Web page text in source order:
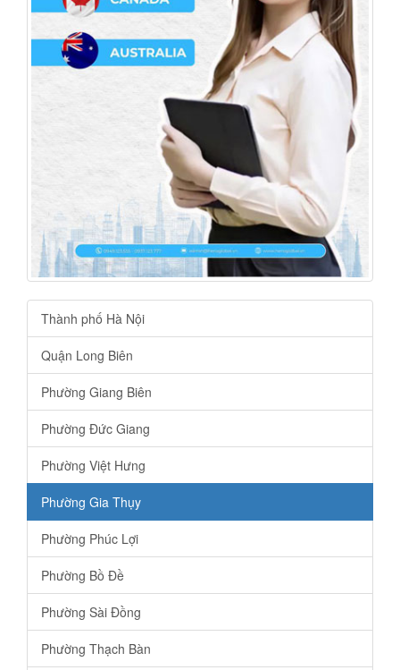
Thành phố Hà Nội
Quận Long Biên
Phường Giang Biên
Phường Đức Giang
Phường Việt Hưng
Phường Gia Thụy
Phường Phúc Lợi
Phường Bồ Đề
Phường Sài Đồng
Phường Thạch Bàn